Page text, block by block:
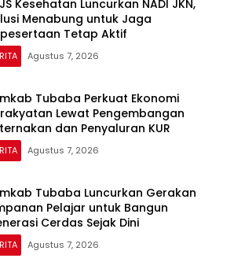
Kesehatan Luncurkan NADI JKN,
Menabung untuk Jaga
Tetap Aktif
Agustus 7, 2026
Tubaba Perkuat Ekonomi
Lewat Pengembangan
dan Penyaluran KUR
Agustus 7, 2026
Tubaba Luncurkan Gerakan
Pelajar untuk Bangun
Cerdas Sejak Dini
Agustus 7, 2026